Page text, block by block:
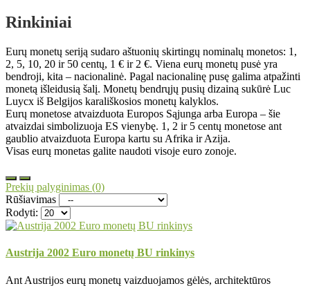
Rinkiniai
Eurų monetų seriją sudaro aštuonių skirtingų nominalų monetos: 1,
2, 5, 10, 20 ir 50 centų, 1 € ir 2 €. Viena eurų monetų pusė yra
bendroji, kita – nacionalinė. Pagal nacionalinę pusę galima atpažinti
monetą išleidusią šalį. Monetų bendrųjų pusių dizainą sukūrė Luc
Luycx iš Belgijos karališkosios monetų kalyklos.
Eurų monetose atvaizduota Europos Sąjunga arba Europa – šie
atvaizdai simbolizuoja ES vienybę. 1, 2 ir 5 centų monetose ant
gaublio atvaizduota Europa kartu su Afrika ir Azija.
Visas eurų monetas galite naudoti visoje euro zonoje.
Prekių palyginimas (0)
Rūšiavimas
Rodyti:
Austrija 2002 Euro monetų BU rinkinys
Ant Austrijos eurų monetų vaizduojamos gėlės, architektūros